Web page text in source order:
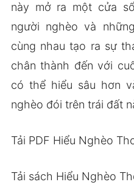
này mở ra một cửa
người nghèo và
cùng nhau tạo ra sự
chân thành đến với
có thể hiểu sâu hơn
nghèo đói trên trái đất
Tải PDF Hiểu Nghèo
Tải sách Hiểu Nghèo